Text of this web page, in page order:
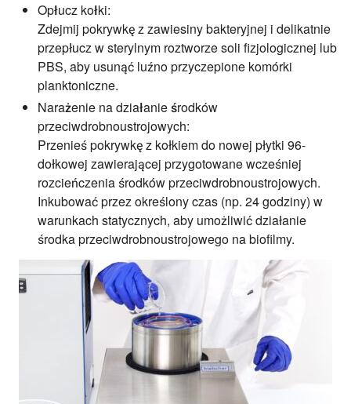
Opłucz kołki:
Zdejmij pokrywkę z zawiesiny bakteryjnej i delikatnie
przepłucz w sterylnym roztworze soli fizjologicznej lub
PBS, aby usunąć luźno przyczepione komórki
planktoniczne.
Narażenie na działanie środków
przeciwdrobnoustrojowych:
Przenieś pokrywkę z kołkiem do nowej płytki 96-
dołkowej zawierającej przygotowane wcześniej
rozcieńczenia środków przeciwdrobnoustrojowych.
Inkubować przez określony czas (np. 24 godziny) w
warunkach statycznych, aby umożliwić działanie
środka przeciwdrobnoustrojowego na biofilmy.